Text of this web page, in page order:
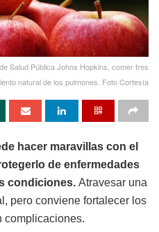
Salud Pública Johns Hopkins, comer tres
natural de los pulmones. Foto Cortesía
hacer maravillas con el
de enfermedades
condiciones. Atravesar una
pero conviene fortalecer los
complicaciones.